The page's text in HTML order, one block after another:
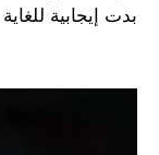
بدت إيجابية